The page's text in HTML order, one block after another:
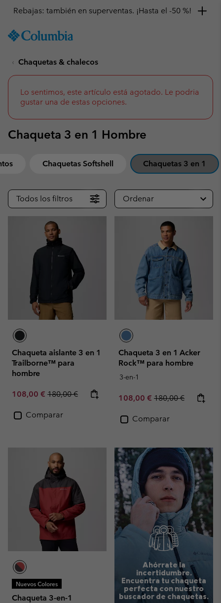
TO
SKIP
NAV
SKIP
TO
Chaquetas & chalecos
Lo sentimos, este artículo está agotado. Le podria
gustar una de estas opciones.
Chaqueta 3 en 1 Hombre
Chaquetas Softshell Chaquetas 3 en 1
Todos los filtros Ordenar
Chaqueta aislante 3 en 1
Trailborne™ para
hombre
Sale price:
108,00 € Regular price:
180,00 €
Comparar
Chaqueta 3 en 1 Acker
Rock™ para hombre
3-en-1
Sale price:
108,00 € Regular price:
180,00 €
Comparar
Nuevos Colores
Chaqueta 3-en-1
Ahórrate la
incertidumbre.
Encuentra tu chaqueta
perfecta con nuestro
buscador de chaquetas.